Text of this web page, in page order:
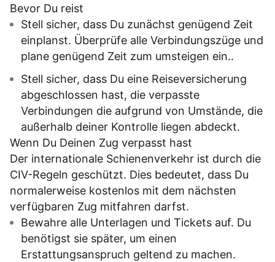
Bevor Du reist
Stell sicher, dass Du zunächst genügend Zeit
einplanst. Überprüfe alle Verbindungszüge und
plane genügend Zeit zum umsteigen ein..
Stell sicher, dass Du eine Reiseversicherung
abgeschlossen hast, die verpasste
Verbindungen die aufgrund von Umstände, die
außerhalb deiner Kontrolle liegen abdeckt.
Wenn Du Deinen Zug verpasst hast
Der internationale Schienenverkehr ist durch die
CIV-Regeln geschützt. Dies bedeutet, dass Du
normalerweise kostenlos mit dem nächsten
verfügbaren Zug mitfahren darfst.
Bewahre alle Unterlagen und Tickets auf. Du
benötigst sie später, um einen
Erstattungsanspruch geltend zu machen.